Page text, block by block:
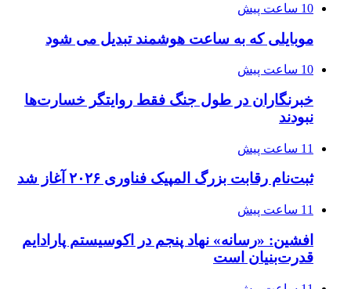
10 ساعت پیش
موبایلی که به ساعت هوشمند تبدیل می شود
10 ساعت پیش
خبرنگاران در طول جنگ فقط روایتگر خسارت‌ها
نبودند
11 ساعت پیش
ثبت‌نام رقابت بزرگ المپیک فناوری ۲۰۲۶ آغاز شد
11 ساعت پیش
افشین: «رسانه» نهاد پنجم در اکوسیستم پارادایم
قدرت‌بنیان است